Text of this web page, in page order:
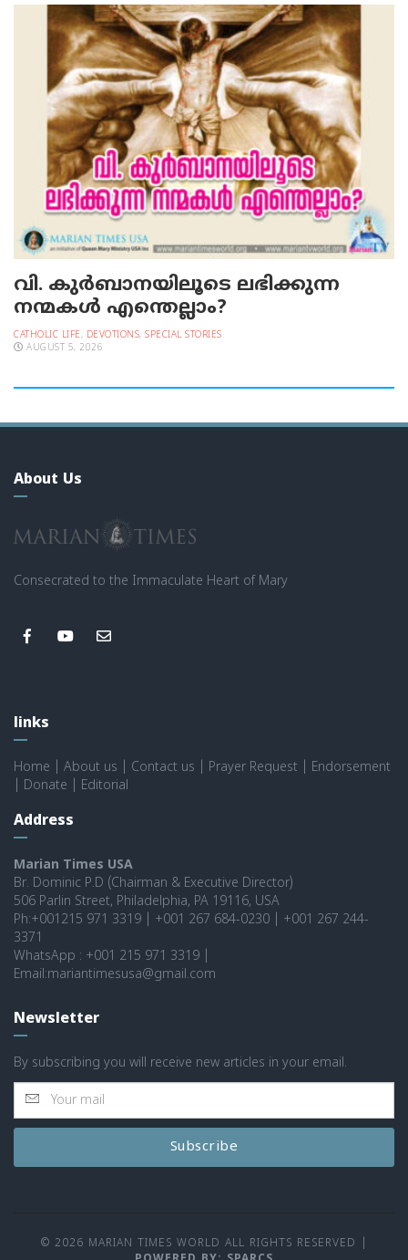
വി. കുര്‍ബാനയിലൂടെ ലഭിക്കുന്ന
നന്മകള്‍ എന്തെല്ലാം?
CATHOLIC LIFE, DEVOTIONS, SPECIAL STORIES
AUGUST 5, 2026
About Us
Consecrated to the Immaculate Heart of Mary
links
Home About us Contact us Prayer Request
Endorsement
Donate Editorial
Address
Marian Times USA
Br. Dominic P.D (Chairman & Executive Director)
506 Parlin Street, Philadelphia, PA 19116, USA
Ph:+001215 971 3319 | +001 267 684-0230 | +001 267 244-
3371
WhatsApp : +001 215 971 3319 |
Email:mariantimesusa@gmail.com
Newsletter
By subscribing you will receive new articles in your email.
Subscribe
© 2026 MARIAN TIMES WORLD ALL RIGHTS RESERVED